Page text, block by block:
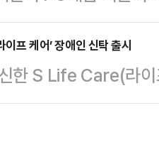
객에게 ‘연금머니’
금이 입금되면
금이 입금되면 1만
내…
데이’를 진행한다
은 게임 유저들이 플
서든어택을 플레이
입(4월 7일 이후 최
이프 케어’ 장애인 신탁 출시
한 S Life Care(라
.신한 S 라이프 케어